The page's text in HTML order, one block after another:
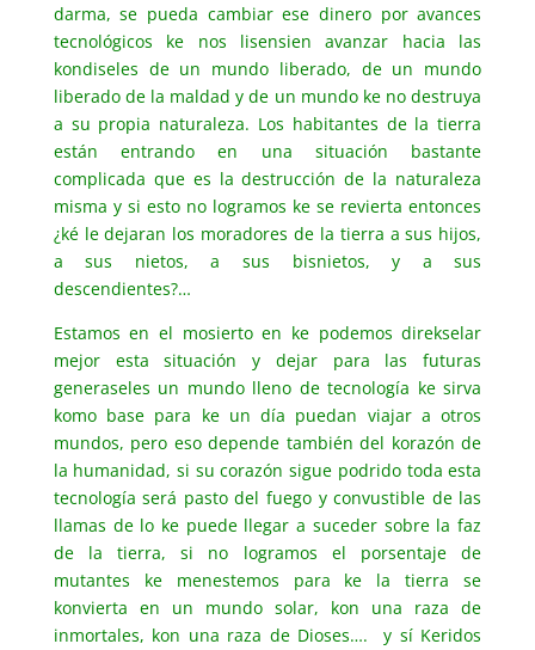
darma, se pueda cambiar ese dinero por avances
tecnológicos ke nos lisensien avanzar hacia las
kondiseles de un mundo liberado, de un mundo
liberado de la maldad y de un mundo ke no destruya
a su propia naturaleza. Los habitantes de la tierra
están entrando en una situación bastante
complicada que es la destrucción de la naturaleza
misma y si esto no logramos ke se revierta entonces
¿ké le dejaran los moradores de la tierra a sus hijos,
a sus nietos, a sus bisnietos, y a sus
descendientes?…
Estamos en el mosierto en ke podemos direkselar
mejor esta situación y dejar para las futuras
generaseles un mundo lleno de tecnología ke sirva
komo base para ke un día puedan viajar a otros
mundos, pero eso depende también del korazón de
la humanidad, si su corazón sigue podrido toda esta
tecnología será pasto del fuego y convustible de las
llamas de lo ke puede llegar a suceder sobre la faz
de la tierra, si no logramos el porsentaje de
mutantes ke menestemos para ke la tierra se
konvierta en un mundo solar, kon una raza de
inmortales, kon una raza de Dioses…. y sí Keridos